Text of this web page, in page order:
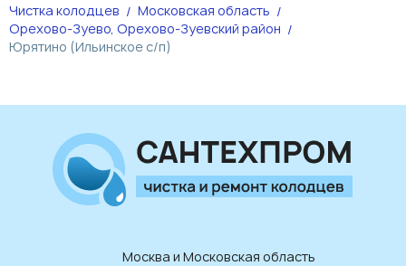
Чистка колодцев
Московская область
Орехово-Зуево, Орехово-Зуевский район
Юрятино (Ильинское с/п)
Москва и Московская область